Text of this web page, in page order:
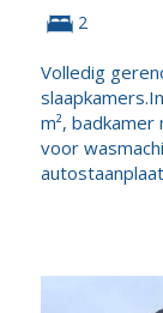
2
Volledig
m²,
voor